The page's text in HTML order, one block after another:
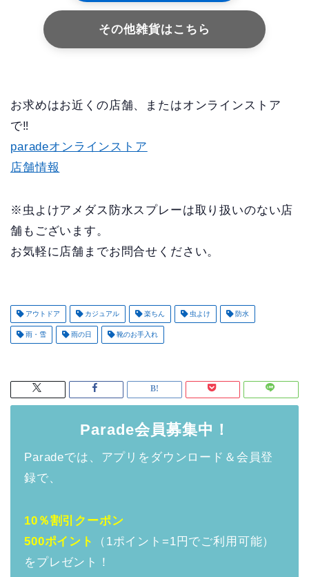
その他雑貨はこちら
お求めはお近くの店舗、またはオンラインストア
で‼
paradeオンラインストア
店舗情報
※虫よけアメダス防水スプレーは取り扱いのない店
舗もございます。
お気軽に店舗までお問合せください。
アウトドア カジュアル 楽ちん 虫よけ 防水
雨・雪 雨の日 靴のお手入れ
Parade会員募集中！
Paradeでは、アプリをダウンロード＆会員登
録で、
10％割引クーポン
500ポイント
（1ポイント=1円でご利用可能）
をプレゼント！